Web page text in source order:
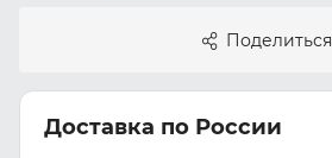
Поделиться
Доставка по России